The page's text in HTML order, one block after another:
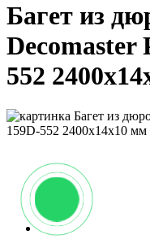
Багет из
Decomaster
552